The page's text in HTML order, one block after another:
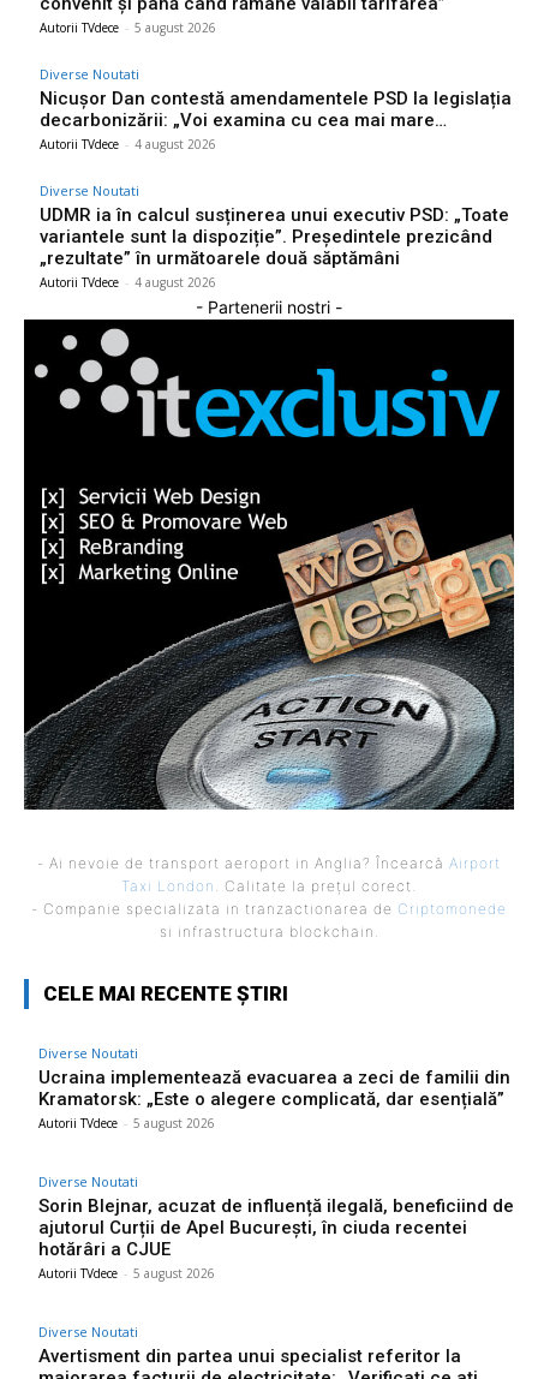
Autorii TVdece - 5 august 2026
Diverse Noutati
Nicușor Dan contestă amendamentele PSD la legislația
decarbonizării: „Voi examina cu cea mai mare…
Autorii TVdece - 4 august 2026
Diverse Noutati
UDMR ia în calcul susținerea unui executiv PSD: „Toate
variantele sunt la dispoziție”. Președintele prezicând
„rezultate” în următoarele două săptămâni
Autorii TVdece - 4 august 2026
- Partenerii nostri -
- Ai nevoie de transport aeroport in Anglia? Încearcă Airport
Taxi London
. Calitate la prețul corect.
- Companie specializata in tranzactionarea de Criptomonede
si infrastructura blockchain.
CELE MAI RECENTE ȘTIRI
Diverse Noutati
Ucraina implementează evacuarea a zeci de familii din
Kramatorsk: „Este o alegere complicată, dar esențială”
Autorii TVdece - 5 august 2026
Diverse Noutati
Sorin Blejnar, acuzat de influență ilegală, beneficiind de
ajutorul Curții de Apel București, în ciuda recentei
hotărâri a CJUE
Autorii TVdece - 5 august 2026
Diverse Noutati
Avertisment din partea unui specialist referitor la